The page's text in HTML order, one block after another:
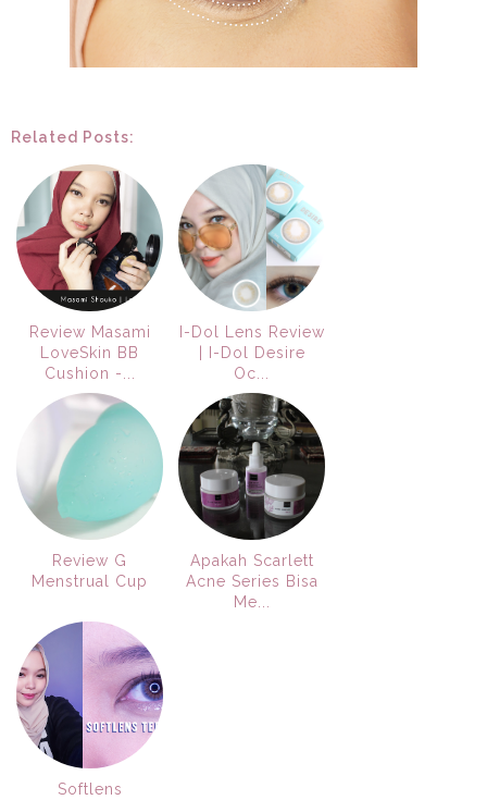
Related Posts:
Review Masami
LoveSkin BB
Cushion -...
I-Dol Lens Review
| I-Dol Desire
Oc...
Review G
Menstrual Cup
Apakah Scarlett
Acne Series Bisa
Me...
Softlens